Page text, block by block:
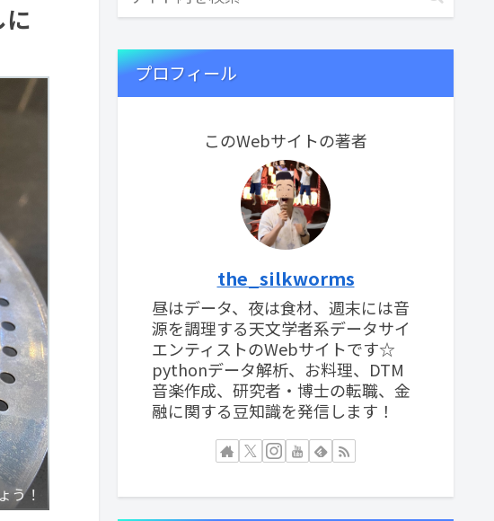
う！
プロフィール
このWebサイトの著者
the_silkworms
昼はデータ、夜は食材、週末には音
源を調理する天文学者系データサイ
エンティストのWebサイトです☆
pythonデータ解析、お料理、DTM
音楽作成、研究者・博士の転職、金
融に関する豆知識を発信します！